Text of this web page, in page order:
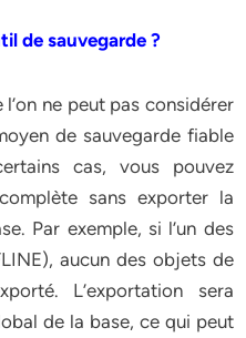
de sauvegarde ?
ne peut pas considérer
de sauvegarde fiable
cas, vous pouvez
sans exporter la
Par exemple, si l’un des
aucun des objets de
L’exportation sera
de la base, ce qui peut